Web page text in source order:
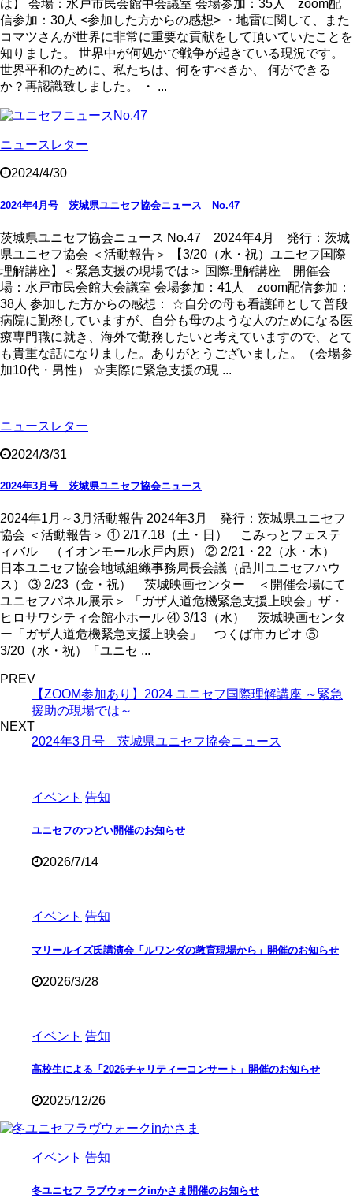
は】 会場：水戸市民会館中会議室 会場参加：35人 zoom配
信参加：30人 <参加した方からの感想> ・地雷に関して、また
コマツさんが世界に非常に重要な貢献をして頂いていたことを
知りました。 世界中が何処かで戦争が起きている現況です。
世界平和のために、私たちは、何をすべきか、 何ができる
か？再認識致しました。 ・ ...
ニュースレター
2024/4/30
2024年4月号 茨城県ユニセフ協会ニュース No.47
茨城県ユニセフ協会ニュース No.47 2024年4月 発行：茨城
県ユニセフ協会 ＜活動報告＞ 【3/20（水・祝）ユニセフ国際
理解講座】＜緊急支援の現場では＞ 国際理解講座 開催会
場：水戸市民会館大会議室 会場参加：41人 zoom配信参加：
38人 参加した方からの感想： ☆自分の母も看護師として普段
病院に勤務していますが、自分も母のような人のためになる医
療専門職に就き、海外で勤務したいと考えていますので、とて
も貴重な話になりました。ありがとうございました。（会場参
加10代・男性） ☆実際に緊急支援の現 ...
ニュースレター
2024/3/31
2024年3月号 茨城県ユニセフ協会ニュース
2024年1月～3月活動報告 2024年3月 発行：茨城県ユニセフ
協会 ＜活動報告＞ ① 2/17.18（土・日） こみっとフェステ
ィバル （イオンモール水戸内原） ② 2/21・22（水・木）
日本ユニセフ協会地域組織事務局長会議（品川ユニセフハウ
ス） ③ 2/23（金・祝） 茨城映画センター ＜開催会場にて
ユニセフパネル展示＞ 「ガザ人道危機緊急支援上映会」ザ・
ヒロサワシティ会館小ホール ④ 3/13（水） 茨城映画センタ
ー「ガザ人道危機緊急支援上映会」 つくば市カピオ ⑤
3/20（水・祝）「ユニセ ...
PREV
【ZOOM参加あり】2024 ユニセフ国際理解講座 ～緊急
援助の現場では～
NEXT
2024年3月号 茨城県ユニセフ協会ニュース
イベント 告知
ユニセフのつどい開催のお知らせ
2026/7/14
イベント 告知
マリールイズ氏講演会「ルワンダの教育現場から」開催のお知らせ
2026/3/28
イベント 告知
高校生による「2026チャリティーコンサート」開催のお知らせ
2025/12/26
イベント 告知
冬ユニセフ ラブウォークinかさま開催のお知らせ